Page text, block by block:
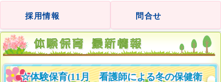
採用情報 問合せ
☆体験保育(11月 看護師による冬の保健衛